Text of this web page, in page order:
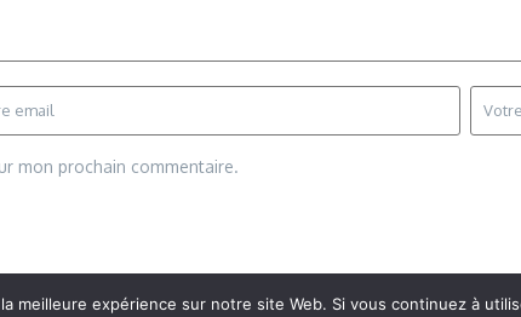
mon prochain commentaire.
meilleure expérience sur notre site Web. Si vous continuez à